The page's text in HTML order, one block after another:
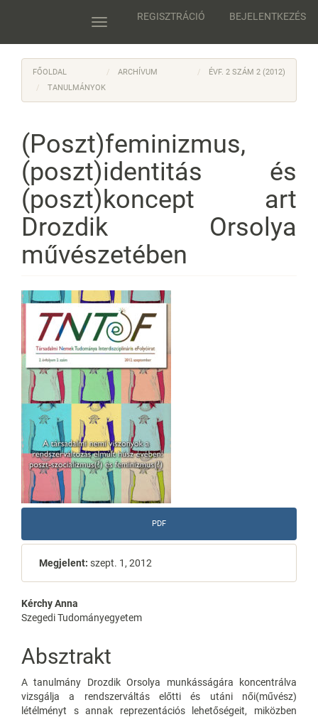
REGISZTRÁCIÓ BEJELENTKEZÉS
Toggle
FŐOLDAL ARCHÍVUM
ÉVF. 2 SZÁM 2 (2012)
TANULMÁNYOK
(Poszt)feminizmus,
(poszt)identitás és
(poszt)koncept art
Drozdik Orsolya
művészetében
Article
Sidebar
PDF
Megjelent: szept. 1, 2012
Main
Article
Content
Kérchy Anna
Szegedi Tudományegyetem
Absztrakt
A tanulmány Drozdik Orsolya munkásságára koncentrálva
vizsgálja a rendszerváltás előtti és utáni női(művész)
létélményt s annak reprezentációs lehetőségeit, miközben